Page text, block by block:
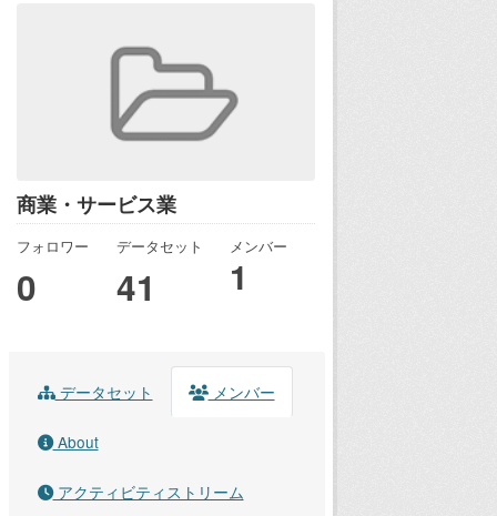
商業・サービス業
フォロワー
0
データセット
41
メンバー
1
データセット メンバー
About
アクティビティストリーム